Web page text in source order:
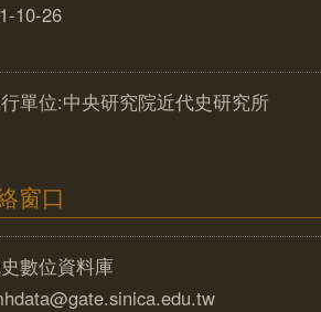
10-26
單位:中央研究院近代史研究所
窗口
數位資料庫